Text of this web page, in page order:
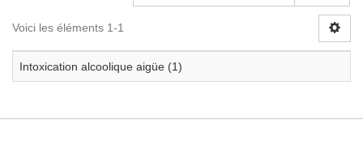
Voici les éléments 1-1
Intoxication alcoolique aigüe (1)